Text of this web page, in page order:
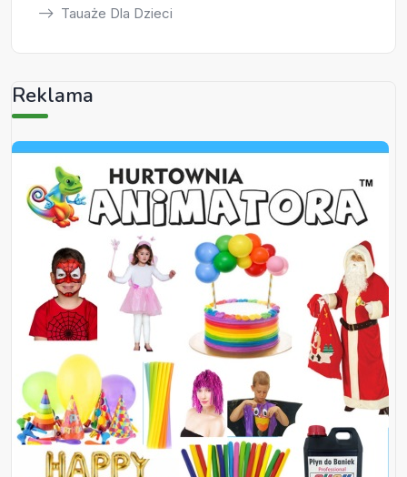
Tauaże Dla Dzieci
Reklama